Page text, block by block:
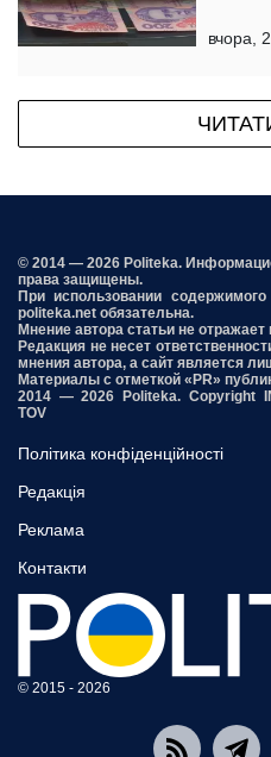
вчора,
© 2014 — 2026 Politeka.
права защищены.
При использовании
politeka.net обязательна.
Мнение автора статьи не
Редакция не несет
мнения автора, а сайт является
Материалы с отметкой «PR»
2014 — 2026 Politeka. Copyright
TOV
Політика конфіденційності
Редакція
Реклама
Контакти
© 2015 - 2026